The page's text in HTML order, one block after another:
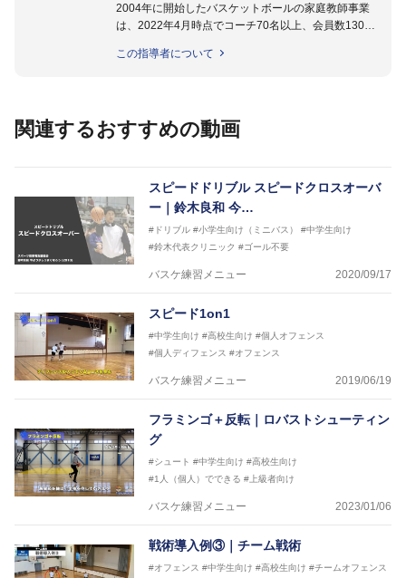
2004年に開始したバスケットボールの家庭教師事業
は、2022年4月時点でコーチ70名以上、会員数1300
指導実績多数・各地講習会なども担当しており、「は
など多くの書籍・DVDも監修しています。
2016年U12ナショナルキャンプヘッドコーチ
2016年U13ナショナルキャンプヘッドコーチ
2016年男子日本代表サポートコーチ
2017年U12ナショナルキャンプヘッドコーチ
2017年U13ナショナルキャンプヘッドコーチ
2017年男子日本代表サポートコーチ
2018年U22日本代表スプリングキャンプアドバイザ
2018年U12ナショナルキャンプヘッドコーチ
2018年U13ナショナルキャンプヘッドコーチ
2018年～2021年男子日本代表サポートコーチ
2021年～女子日本代表アシスタントコーチ
この指導者について
関連するおすすめの動画
スピードドリブル スピードクロスオーバ
ー｜鈴木良和 今…
#ドリブル #小学生向け（ミニバス）
#中学生向け
#鈴木代表クリニック #ゴール不要
バスケ練習メニュー 2020/09/17
スピード1on1
#中学生向け #高校生向け #個人オフェンス
#個人ディフェンス #オフェンス
バスケ練習メニュー 2019/06/19
フラミンゴ＋反転｜ロバストシューティン
グ
#シュート #中学生向け #高校生向け
#1人（個人）でできる #上級者向け
バスケ練習メニュー 2023/01/06
戦術導入例③｜チーム戦術
#オフェンス #中学生向け #高校生向け #チームオフェンス